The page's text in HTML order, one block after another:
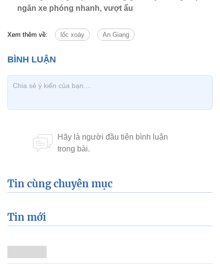
ngăn xe phóng nhanh, vượt ẩu
Xem thêm về: lốc xoáy An Giang
Tin cùng chuyên mục
Tin mới